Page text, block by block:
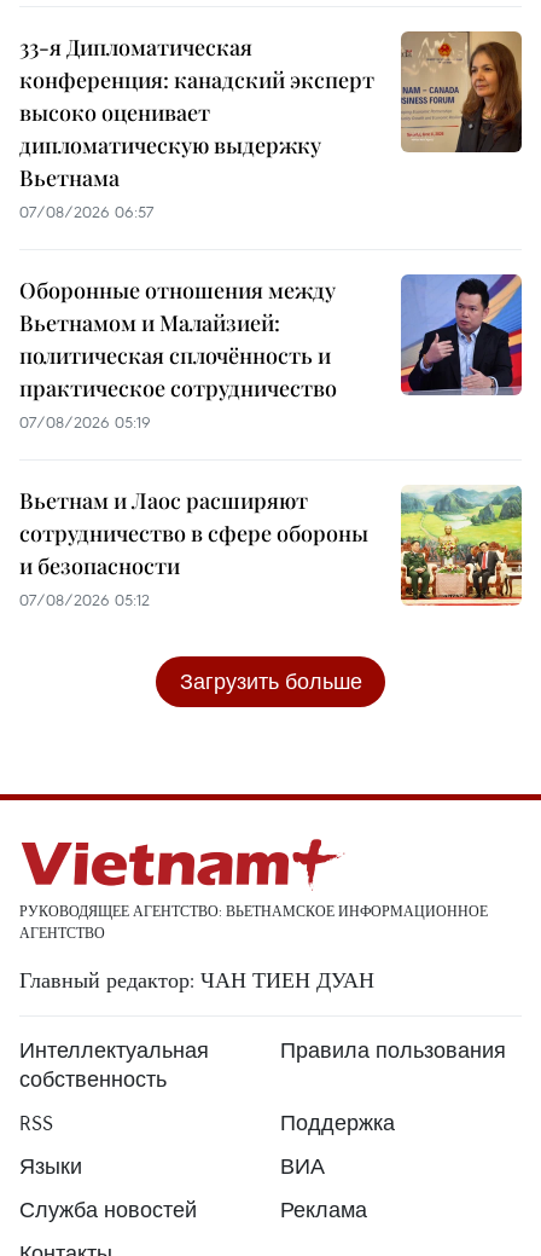
33-я Дипломатическая
конференция: канадский эксперт
высоко оценивает
дипломатическую выдержку
Вьетнама
07/08/2026 06:57
Оборонные отношения между
Вьетнамом и Малайзией:
политическая сплочённость и
практическое сотрудничество
07/08/2026 05:19
Вьетнам и Лаос расширяют
сотрудничество в сфере обороны
и безопасности
07/08/2026 05:12
Загрузить больше
РУКОВОДЯЩЕЕ АГЕНТСТВО: ВЬЕТНАМСКОЕ ИНФОРМАЦИОННОЕ
АГЕНТСТВО
Главный редактор: ЧАН ТИЕН ДУАН
Интеллектуальная
собственность
Правила пользования
RSS
Поддержка
Языки
ВИА
Служба новостей
Реклама